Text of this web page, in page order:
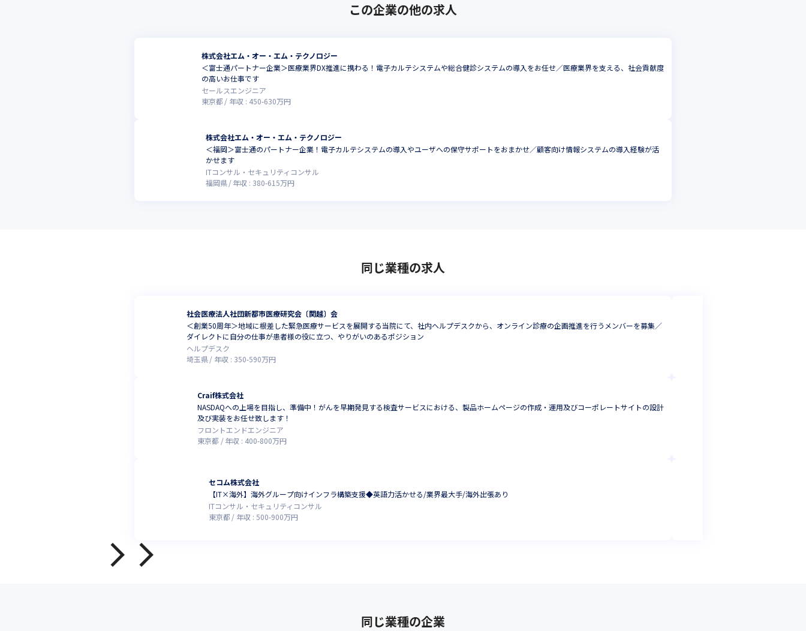
この企業の他の求人
株式会社エム・オー・エム・テクノロジー
＜富士通パートナー企業＞医療業界DX推進に携わる！電子カルテシステムや総合健診システムの導入をお任せ／医療業界を支える、社会貢献度
の高いお仕事です
セールスエンジニア
東京都
年収 : 450-630万円
株式会社エム・オー・エム・テクノロジー
＜福岡＞富士通のパートナー企業！電子カルテシステムの導入やユーザへの保守サポートをおまかせ／顧客向け情報システムの導入経験が活
かせます
ITコンサル・セキュリティコンサル
福岡県
年収 : 380-615万円
同じ業種の求人
社会医療法人社団新都市医療研究会〔関越〕会
＜創業50周年＞地域に根差した緊急医療サービスを展開する当院にて、社内ヘルプデスクから、オンライン診療の企画推進を行うメンバーを募集／
ダイレクトに自分の仕事が患者様の役に立つ、やりがいのあるポジション
ヘルプデスク
埼玉県
年収 : 350-590万円
Craif株式会社
NASDAQへの上場を目指し、準備中！がんを早期発見する検査サービスにおける、製品ホームページの作成・運用及びコーポレートサイトの設計
及び実装をお任せ致します！
フロントエンドエンジニア
東京都
年収 : 400-800万円
セコム株式会社
【IT×海外】海外グループ向けインフラ構築支援◆英語力活かせる/業界最大手/海外出張あり
ITコンサル・セキュリティコンサル
東京都
年収 : 500-900万円
同じ業種の企業